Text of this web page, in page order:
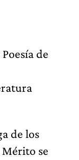
de
de los
se